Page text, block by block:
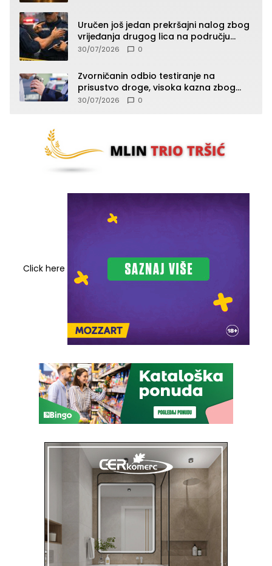
Uručen još jedan prekršajni nalog zbog
vrijeđanja drugog lica na području
Zvornika
30/07/2026 0
Zvorničanin odbio testiranje na
prisustvo droge, visoka kazna zbog
kršenja Zakona o osnovama
30/07/2026 0
Click here